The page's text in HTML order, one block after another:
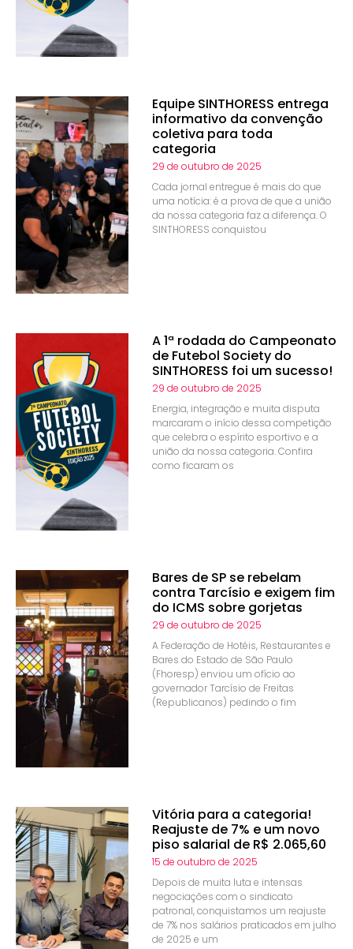
Equipe SINTHORESS entrega
informativo da convenção
coletiva para toda
categoria
29 de outubro de 2025
Cada jornal entregue é mais do que
uma notícia: é a prova de que a união
da nossa categoria faz a diferença. O
SINTHORESS conquistou
A 1ª rodada do Campeonato
de Futebol Society do
SINTHORESS foi um sucesso!
29 de outubro de 2025
Energia, integração e muita disputa
marcaram o início dessa competição
que celebra o espírito esportivo e a
união da nossa categoria. Confira
como ficaram os
Bares de SP se rebelam
contra Tarcísio e exigem fim
do ICMS sobre gorjetas
29 de outubro de 2025
A Federação de Hotéis, Restaurantes e
Bares do Estado de São Paulo
(Fhoresp) enviou um ofício ao
governador Tarcísio de Freitas
(Republicanos) pedindo o fim
Vitória para a categoria!
Reajuste de 7% e um novo
piso salarial de R$ 2.065,60
15 de outubro de 2025
Depois de muita luta e intensas
negociações com o sindicato
patronal, conquistamos um reajuste
de 7% nos salários praticados em julho
de 2025 e um